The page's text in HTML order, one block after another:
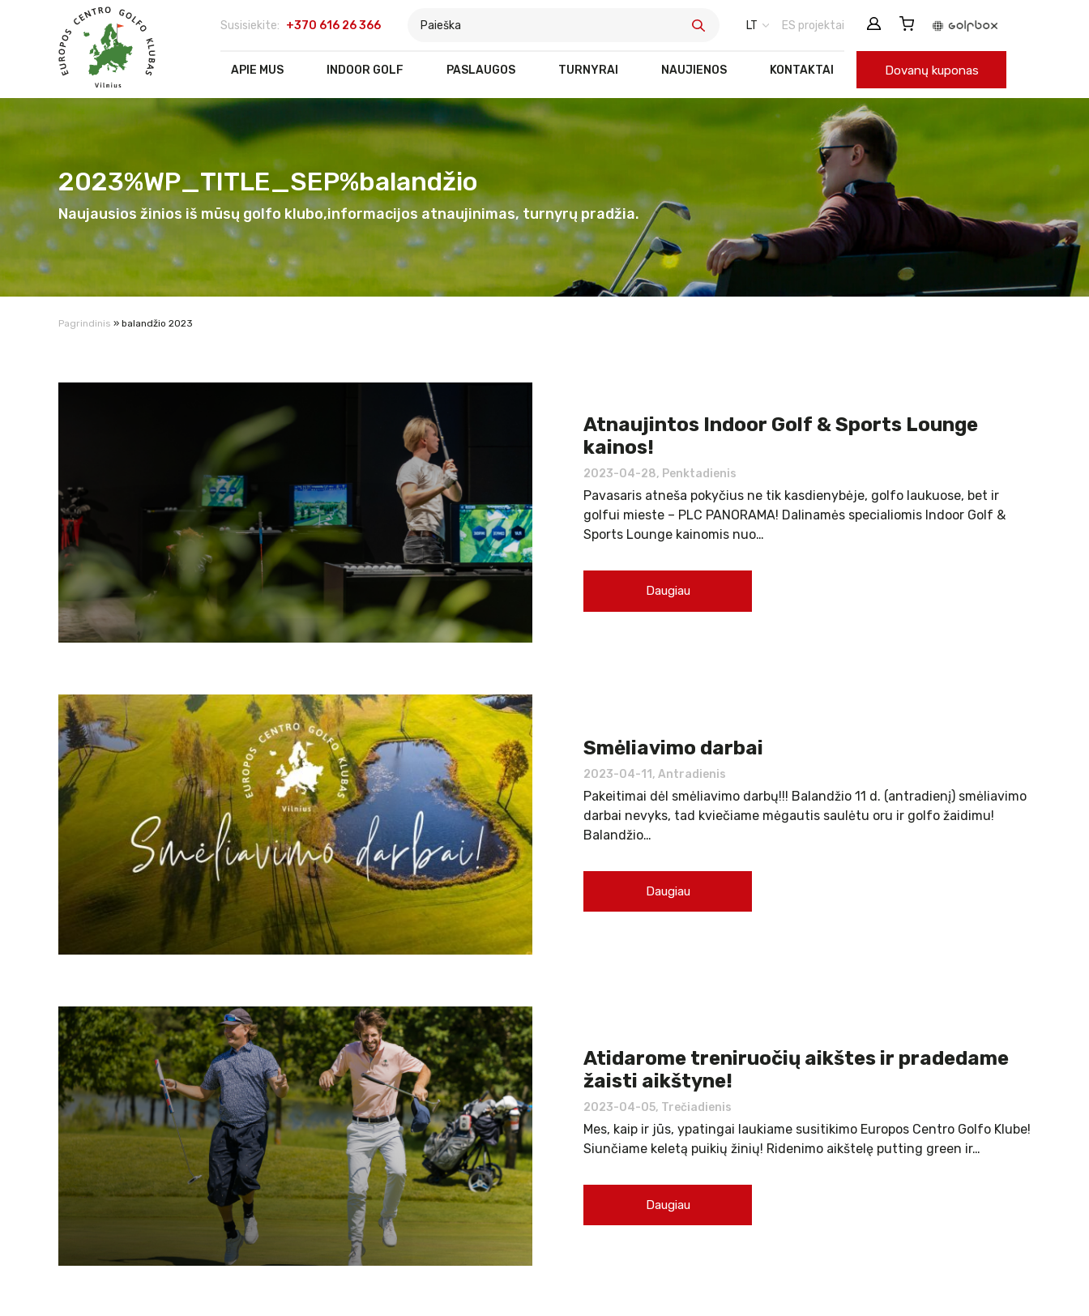
Susisiekite: +370 616 26 366 LT ES projektai
APIE MUS INDOOR GOLF PASLAUGOS TURNYRAI NAUJIENOS KONTAKTAI Dovanų kuponas
2023%WP_TITLE_SEP%balandžio
Naujausios žinios iš mūsų golfo klubo,informacijos atnaujinimas, turnyrų pradžia.
Pagrindinis » balandžio 2023
Atnaujintos Indoor Golf & Sports Lounge
kainos!
2023-04-28, Penktadienis
Pavasaris atneša pokyčius ne tik kasdienybėje, golfo laukuose, bet ir
golfui mieste – PLC PANORAMA! Dalinamės specialiomis Indoor Golf &
Sports Lounge kainomis nuo…
Daugiau
Smėliavimo darbai
2023-04-11, Antradienis
Pakeitimai dėl smėliavimo darbų!!! Balandžio 11 d. (antradienį) smėliavimo
darbai nevyks, tad kviečiame mėgautis saulėtu oru ir golfo žaidimu!
Balandžio…
Daugiau
Atidarome treniruočių aikštes ir pradedame
žaisti aikštyne!
2023-04-05, Trečiadienis
Mes, kaip ir jūs, ypatingai laukiame susitikimo Europos Centro Golfo Klube!
Siunčiame keletą puikių žinių! Ridenimo aikštelę putting green ir…
Daugiau